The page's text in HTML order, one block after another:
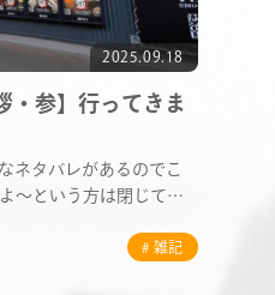
2025.09.18
・参】行ってきま
ネタバレがあるのでこ
～という方は閉じて下
# 雑記